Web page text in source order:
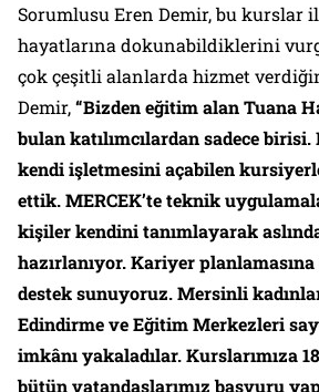
Sorumlusu Eren Demir, bu kurslar
hayatlarına dokunabildiklerini
çok çeşitli alanlarda hizmet
Demir,“Bizden eğitim alan Tuana
bulan katılımcılardan sadece birisi.
kendi işletmesini açabilen
ettik. MERCEK’te teknik
kişiler kendini tanımlayarak
hazırlanıyor. Kariyer
destek sunuyoruz. Mersinli
Edindirme ve Eğitim Merkezleri
imkânı yakaladılar. Kurslarımıza
bütün vatandaşlarımız başvuru